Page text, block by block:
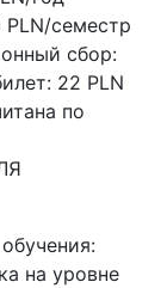
семестр
сбор:
22 PLN
по
на уровне